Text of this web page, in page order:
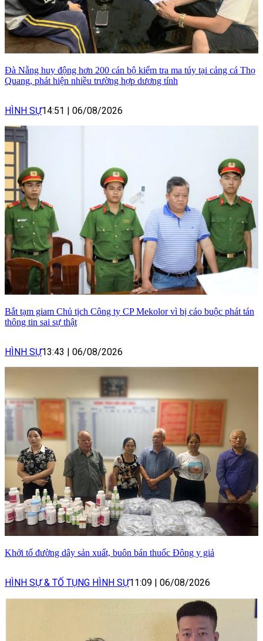
Đà Nẵng huy động hơn 200 cán bộ kiểm tra ma túy tại cảng cá Thọ
Quang, phát hiện nhiều trường hợp dương tính
HÌNH SỰ14:51 06/08/2026
Bắt tạm giam Chủ tịch Công ty CP Mekolor vì bị cáo buộc phát tán
thông tin sai sự thật
HÌNH SỰ13:43 06/08/2026
Khởi tố đường dây sản xuất, buôn bán thuốc Đông y giả
HÌNH SỰ & TỐ TỤNG HÌNH SỰ11:09 06/08/2026